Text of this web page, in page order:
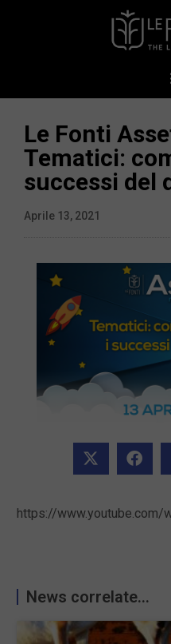
Le Fonti
Tematici:
successi del
Aprile 13, 2021
https://www.youtube.com/
News correlate...